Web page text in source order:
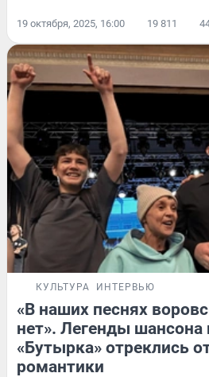
19 октября, 2025, 16:00 19 811
КУЛЬТУРА ИНТЕРВЬЮ
«В наших песнях
нет». Легенды шансона
«Бутырка» отреклись
романтики